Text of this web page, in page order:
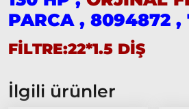
Fullback
Palio
2002
Palio
PARCA , 8094872 ,
FİLTRE:22*1.5 DİŞ
İlgili ürünler